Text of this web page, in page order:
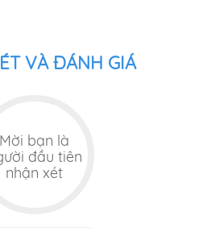
VÀ ĐÁNH GIÁ
Mời bạn là
đầu tiên
nhận xét